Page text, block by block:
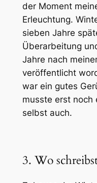
der Moment
Erleuchtung.
sieben Jahre
Überarbeitung
Jahre nach
veröffentlicht
war ein gutes
musste erst noch
selbst auch.
3. Wo